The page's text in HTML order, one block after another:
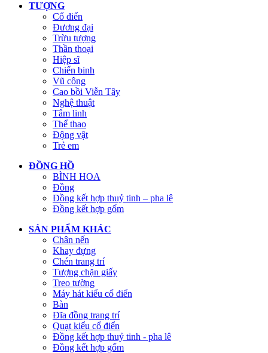
TƯỢNG
Cổ điển
Đương đại
Trừu tượng
Thần thoại
Hiệp sĩ
Chiến binh
Vũ công
Cao bồi Viễn Tây
Nghệ thuật
Tâm linh
Thể thao
Động vật
Trẻ em
ĐỒNG HỒ
BÌNH HOA
Đồng
Đồng kết hợp thuỷ tinh – pha lê
Đồng kết hợp gốm
SẢN PHẨM KHÁC
Chân nến
Khay đựng
Chén trang trí
Tượng chặn giấy
Treo tường
Máy hát kiểu cổ điển
Bàn
Đĩa đồng trang trí
Quạt kiểu cổ điển
Đồng kết hợp thuỷ tinh - pha lê
Đồng kết hợp gốm